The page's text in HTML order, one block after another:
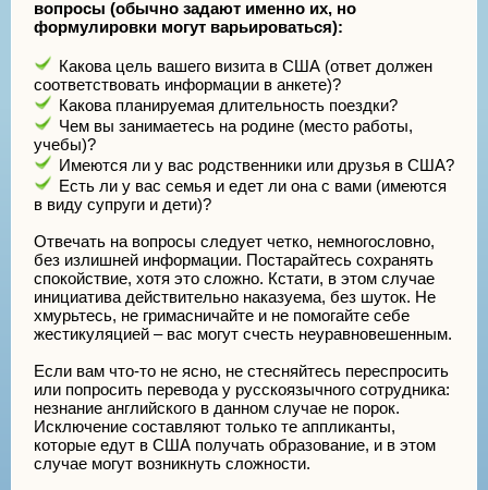
вопросы (обычно задают именно их, но
формулировки могут варьироваться):
Какова цель вашего визита в США (ответ должен
соответствовать информации в анкете)?
Какова планируемая длительность поездки?
Чем вы занимаетесь на родине (место работы,
учебы)?
Имеются ли у вас родственники или друзья в США?
Есть ли у вас семья и едет ли она с вами (имеются
в виду супруги и дети)?
Отвечать на вопросы следует четко, немногословно,
без излишней информации. Постарайтесь сохранять
спокойствие, хотя это сложно. Кстати, в этом случае
инициатива действительно наказуема, без шуток. Не
хмурьтесь, не гримасничайте и не помогайте себе
жестикуляцией – вас могут счесть неуравновешенным.
Если вам что-то не ясно, не стесняйтесь переспросить
или попросить перевода у русскоязычного сотрудника:
незнание английского в данном случае не порок.
Исключение составляют только те аппликанты,
которые едут в США получать образование, и в этом
случае могут возникнуть сложности.